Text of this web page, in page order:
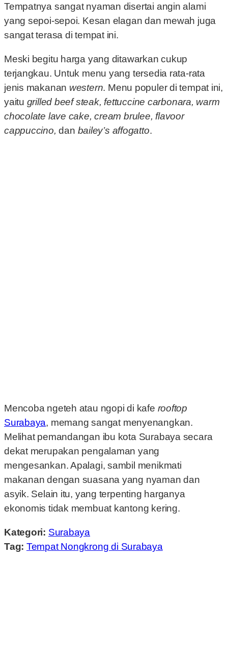
Tempatnya sangat nyaman disertai angin alami
yang sepoi-sepoi. Kesan elagan dan mewah juga
sangat terasa di tempat ini.
Meski begitu harga yang ditawarkan cukup
terjangkau. Untuk menu yang tersedia rata-rata
jenis makanan western. Menu populer di tempat ini,
yaitu grilled beef steak, fettuccine carbonara, warm
chocolate lave cake, cream brulee, flavoor
cappuccino,dan bailey’s affogatto.
Mencoba ngeteh atau ngopi di kafe rooftop
Surabaya, memang sangat menyenangkan.
Melihat pemandangan ibu kota Surabaya secara
dekat merupakan pengalaman yang
mengesankan. Apalagi, sambil menikmati
makanan dengan suasana yang nyaman dan
asyik. Selain itu, yang terpenting harganya
ekonomis tidak membuat kantong kering.
Kategori: Surabaya
Tag: Tempat Nongkrong di Surabaya